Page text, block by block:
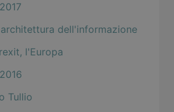
dell'informazione
l'Europa
Tullio